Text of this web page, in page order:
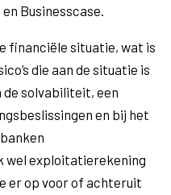
Businesscase.
financiële situatie, wat is
die aan de situatie is
solvabiliteit, een
en bij het
wel exploitatierekening
er op voor of achteruit